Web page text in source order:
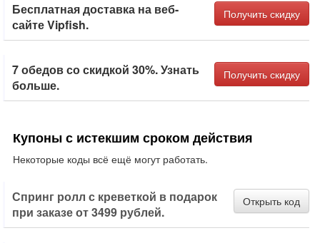
Бесплатная доставка на веб-
сайте Vipfish.
Получить скидку
7 обедов со скидкой 30%. Узнать
больше.
Получить скидку
Купоны с истекшим сроком действия
Некоторые коды всё ещё могут работать.
Спринг ролл с креветкой в подарок
при заказе от 3499 рублей.
Открыть код